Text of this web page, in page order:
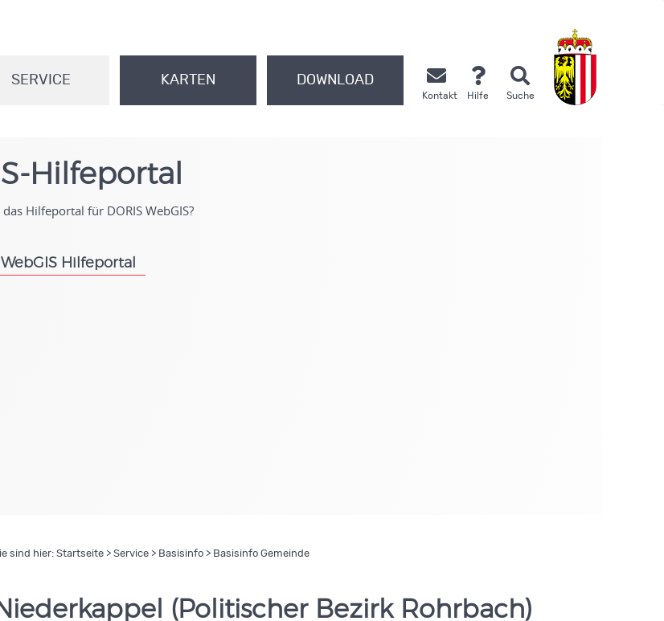
SERVICE KARTEN DOWNLOAD
Kontakt Hilfe Suche
Hilfeportal
Hilfeportal für DORIS WebGIS?
Hilfeportal
sind hier: Startseite> Service> Basisinfo> Basisinfo Gemeinde
(Politischer Bezirk Rohrbach)